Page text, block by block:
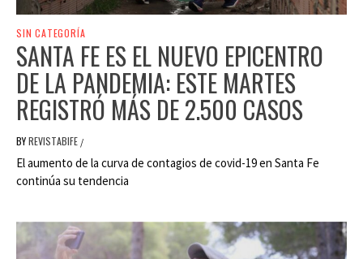
SIN CATEGORÍA
SANTA FE ES EL NUEVO EPICENTRO
DE LA PANDEMIA: ESTE MARTES
REGISTRÓ MÁS DE 2.500 CASOS
BYREVISTABIFE /
El aumento de la curva de contagios de covid-19 en Santa Fe
continúa su tendencia